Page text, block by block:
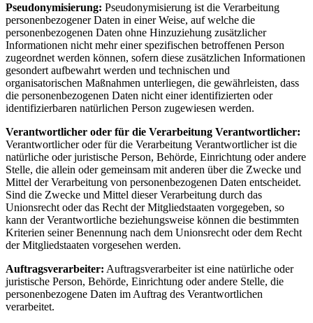
Pseudonymisierung: Pseudonymisierung ist die Verarbeitung
personenbezogener Daten in einer Weise, auf welche die
personenbezogenen Daten ohne Hinzuziehung zusätzlicher
Informationen nicht mehr einer spezifischen betroffenen Person
zugeordnet werden können, sofern diese zusätzlichen Informationen
gesondert aufbewahrt werden und technischen und
organisatorischen Maßnahmen unterliegen, die gewährleisten, dass
die personenbezogenen Daten nicht einer identifizierten oder
identifizierbaren natürlichen Person zugewiesen werden.
Verantwortlicher oder für die Verarbeitung Verantwortlicher:
Verantwortlicher oder für die Verarbeitung Verantwortlicher ist die
natürliche oder juristische Person, Behörde, Einrichtung oder andere
Stelle, die allein oder gemeinsam mit anderen über die Zwecke und
Mittel der Verarbeitung von personenbezogenen Daten entscheidet.
Sind die Zwecke und Mittel dieser Verarbeitung durch das
Unionsrecht oder das Recht der Mitgliedstaaten vorgegeben, so
kann der Verantwortliche beziehungsweise können die bestimmten
Kriterien seiner Benennung nach dem Unionsrecht oder dem Recht
der Mitgliedstaaten vorgesehen werden.
Auftragsverarbeiter: Auftragsverarbeiter ist eine natürliche oder
juristische Person, Behörde, Einrichtung oder andere Stelle, die
personenbezogene Daten im Auftrag des Verantwortlichen
verarbeitet.